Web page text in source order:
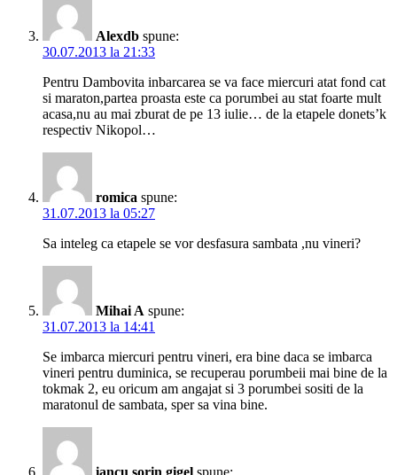
Alexdb spune:
30.07.2013 la 21:33
Pentru Dambovita inbarcarea se va face miercuri atat fond cat
si maraton,partea proasta este ca porumbei au stat foarte mult
acasa,nu au mai zburat de pe 13 iulie… de la etapele donets’k
respectiv Nikopol…
romica spune:
31.07.2013 la 05:27
Sa inteleg ca etapele se vor desfasura sambata ,nu vineri?
Mihai A spune:
31.07.2013 la 14:41
Se imbarca miercuri pentru vineri, era bine daca se imbarca
vineri pentru duminica, se recuperau porumbeii mai bine de la
tokmak 2, eu oricum am angajat si 3 porumbei sositi de la
maratonul de sambata, sper sa vina bine.